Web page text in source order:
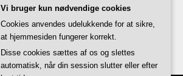
Vi bruger kun nødvendige cookies
Cookies anvendes udelukkende for at sikre,
at hjemmesiden fungerer korrekt.
Disse cookies sættes af os og slettes
automatisk, når din session slutter eller efter